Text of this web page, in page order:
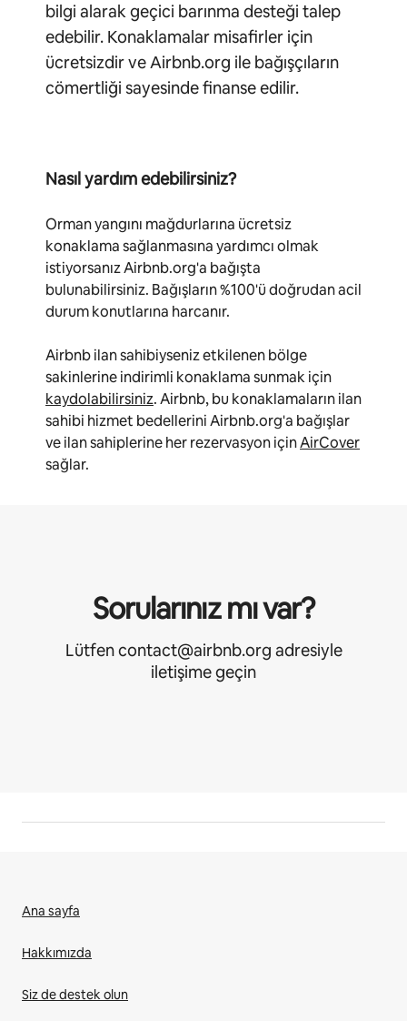
bilgi alarak geçici barınma desteği talep
edebilir. Konaklamalar misafirler için
ücretsizdir ve Airbnb.org ile bağışçıların
cömertliği sayesinde finanse edilir.
Nasıl yardım edebilirsiniz?
Orman yangını mağdurlarına ücretsiz
konaklama sağlanmasına yardımcı olmak
istiyorsanız Airbnb.org'a bağışta
bulunabilirsiniz. Bağışların %100'ü doğrudan acil
durum konutlarına harcanır.
Airbnb ilan sahibiyseniz etkilenen bölge
sakinlerine indirimli konaklama sunmak için
kaydolabilirsiniz. Airbnb, bu konaklamaların ilan
sahibi hizmet bedellerini Airbnb.org'a bağışlar
ve ilan sahiplerine her rezervasyon içinAirCover
sağlar.
Sorularınız mı var?
Lütfen contact@airbnb.org adresiyle
iletişime geçin
Ana sayfa
Hakkımızda
Siz de destek olun